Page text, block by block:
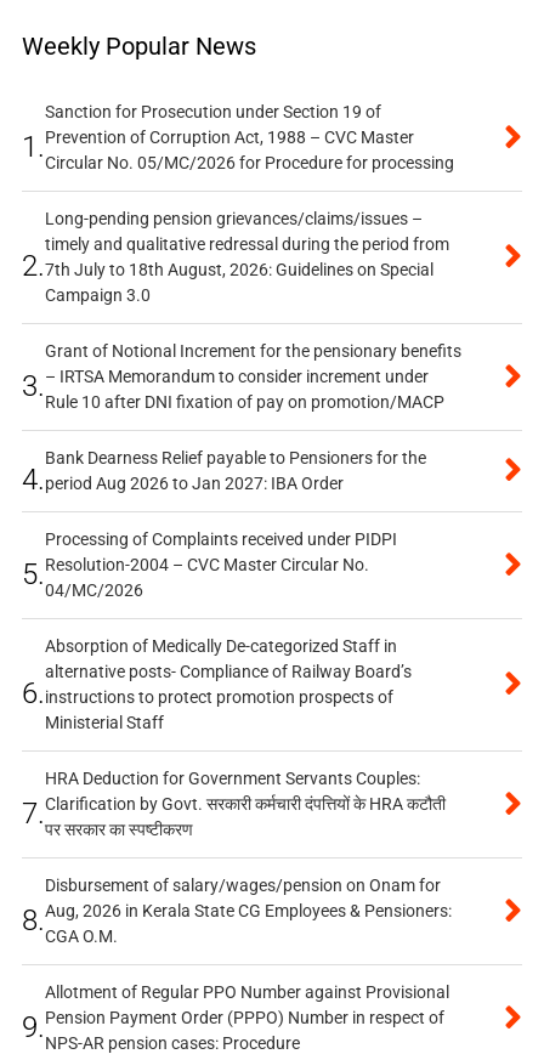
Weekly Popular News
1.
Sanction for Prosecution under Section 19 of
Prevention of Corruption Act, 1988 – CVC Master
Circular No. 05/MC/2026 for Procedure for processing
2.
Long-pending pension grievances/claims/issues –
timely and qualitative redressal during the period from
7th July to 18th August, 2026: Guidelines on Special
Campaign 3.0
3.
Grant of Notional Increment for the pensionary benefits
– IRTSA Memorandum to consider increment under
Rule 10 after DNI fixation of pay on promotion/MACP
4.
Bank Dearness Relief payable to Pensioners for the
period Aug 2026 to Jan 2027: IBA Order
5.
Processing of Complaints received under PIDPI
Resolution-2004 – CVC Master Circular No.
04/MC/2026
6.
Absorption of Medically De-categorized Staff in
alternative posts- Compliance of Railway Board’s
instructions to protect promotion prospects of
Ministerial Staff
7.
HRA Deduction for Government Servants Couples:
Clarification by Govt. सरकारी कर्मचारी दंपत्तियों के HRA कटौती
पर सरकार का स्पष्टीकरण
8.
Disbursement of salary/wages/pension on Onam for
Aug, 2026 in Kerala State CG Employees & Pensioners:
CGA O.M.
9.
Allotment of Regular PPO Number against Provisional
Pension Payment Order (PPPO) Number in respect of
NPS-AR pension cases: Procedure